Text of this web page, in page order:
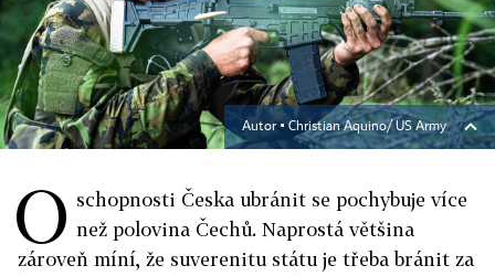
Autor ▪Christian Aquino/ US Army
O schopnosti Česka ubránit se pochybuje více
než polovina Čechů. Naprostá většina
zároveň míní, že suverenitu státu je třeba bránit za